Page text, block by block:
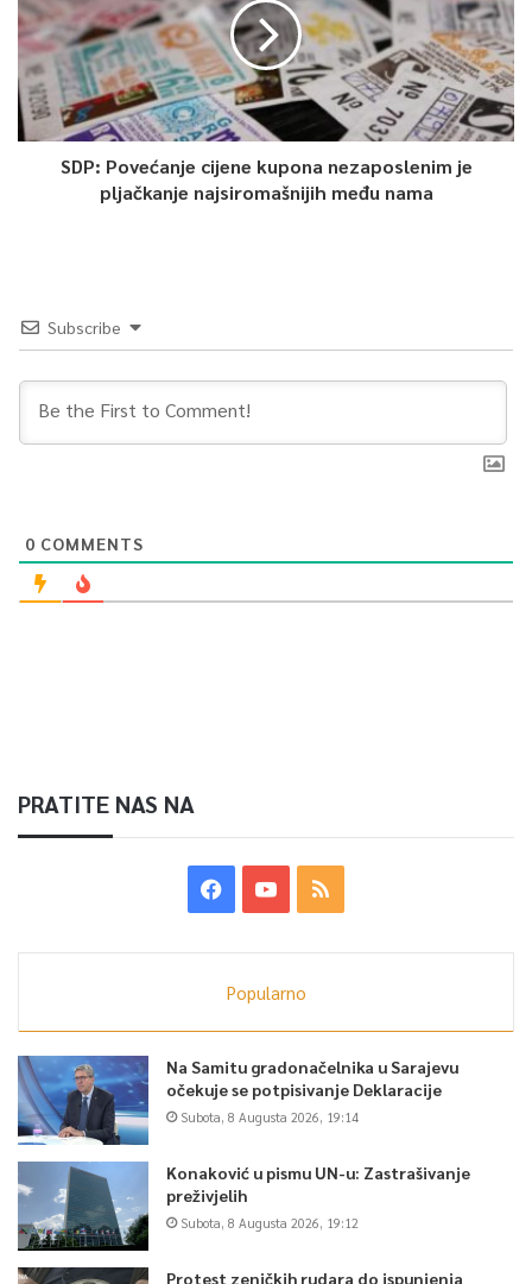
SDP: Povećanje cijene kupona nezaposlenim je
pljačkanje najsiromašnijih među nama
Subscribe
0 COMMENTS
PRATITE NAS NA
Popularno
Na Samitu gradonačelnika u Sarajevu
očekuje se potpisivanje Deklaracije
Subota, 8 Augusta 2026, 19:14
Konaković u pismu UN-u: Zastrašivanje
preživjelih
Subota, 8 Augusta 2026, 19:12
Protest zeničkih rudara do ispunjenja